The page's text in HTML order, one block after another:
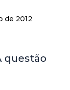
de 2012
questão